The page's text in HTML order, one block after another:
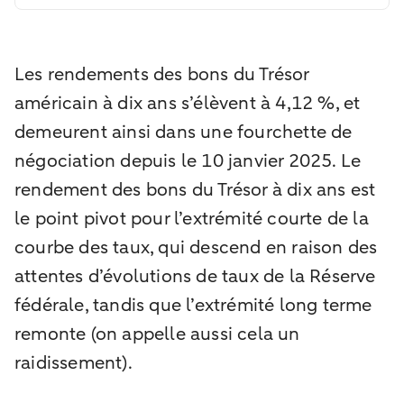
Les rendements des bons du Trésor
américain à dix ans s’élèvent à 4,12 %, et
demeurent ainsi dans une fourchette de
négociation depuis le 10 janvier 2025. Le
rendement des bons du Trésor à dix ans est
le point pivot pour l’extrémité courte de la
courbe des taux, qui descend en raison des
attentes d’évolutions de taux de la Réserve
fédérale, tandis que l’extrémité long terme
remonte (on appelle aussi cela un
raidissement).